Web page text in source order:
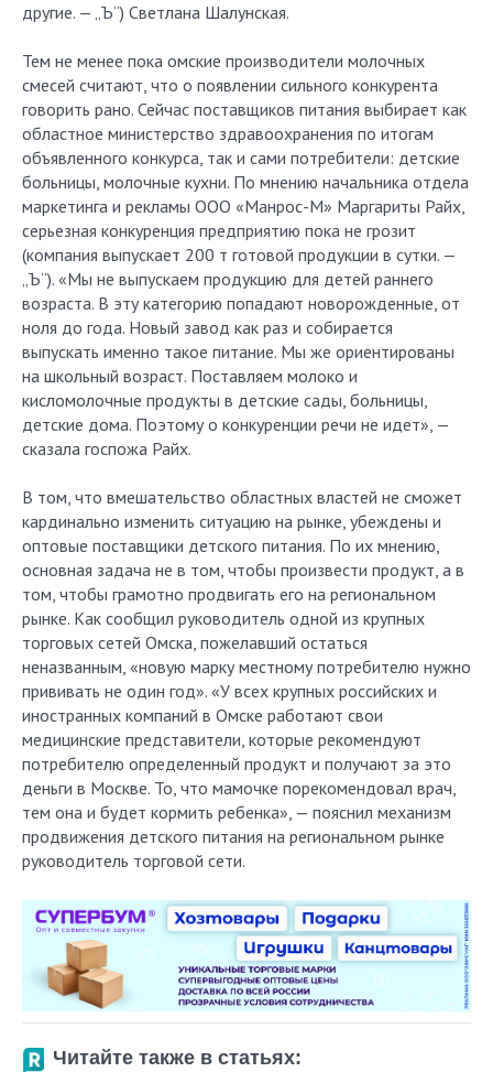
другие. — „Ъ“) Светлана Шалунская.
Тем не менее пока омские производители молочных
смесей считают, что о появлении сильного конкурента
говорить рано. Сейчас поставщиков питания выбирает как
областное министерство здравоохранения по итогам
объявленного конкурса, так и сами потребители: детские
больницы, молочные кухни. По мнению начальника отдела
маркетинга и рекламы ООО «Манрос-М» Маргариты Райх,
серьезная конкуренция предприятию пока не грозит
(компания выпускает 200 т готовой продукции в сутки. —
„Ъ“). «Мы не выпускаем продукцию для детей раннего
возраста. В эту категорию попадают новорожденные, от
ноля до года. Новый завод как раз и собирается
выпускать именно такое питание. Мы же ориентированы
на школьный возраст. Поставляем молоко и
кисломолочные продукты в детские сады, больницы,
детские дома. Поэтому о конкуренции речи не идет», —
сказала госпожа Райх.
В том, что вмешательство областных властей не сможет
кардинально изменить ситуацию на рынке, убеждены и
оптовые поставщики детского питания. По их мнению,
основная задача не в том, чтобы произвести продукт, а в
том, чтобы грамотно продвигать его на региональном
рынке. Как сообщил руководитель одной из крупных
торговых сетей Омска, пожелавший остаться
неназванным, «новую марку местному потребителю нужно
прививать не один год». «У всех крупных российских и
иностранных компаний в Омске работают свои
медицинские представители, которые рекомендуют
потребителю определенный продукт и получают за это
деньги в Москве. То, что мамочке порекомендовал врач,
тем она и будет кормить ребенка», — пояснил механизм
продвижения детского питания на региональном рынке
руководитель торговой сети.
Читайте также в статьях: